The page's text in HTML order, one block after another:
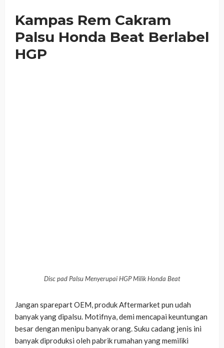
Kampas Rem Cakram
Palsu Honda Beat Berlabel
HGP
Disc pad Palsu Menyerupai HGP Milik Honda Beat
Jangan sparepart OEM, produk Aftermarket pun udah
banyak yang dipalsu. Motifnya, demi mencapai keuntungan
besar dengan menipu banyak orang. Suku cadang jenis ini
banyak diproduksi oleh pabrik rumahan yang memiliki